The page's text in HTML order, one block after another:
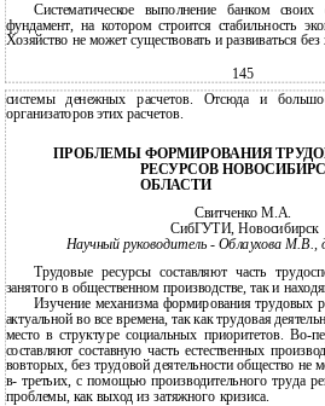
Систематическое выполнение банком
фундамент, на котором строится стабильность
Хозяйство не может существовать и развиваться
145
системы денежных расчетов. Отсюда и
организаторов этих расчетов.
ПРОБЛЕМЫ ФОРМИРОВАНИЯ
РЕСУРСОВ
ОБЛАСТИ
Свитченко М.А.
СибГУТИ, Новосибирск
Научный руководитель - Облаухова
Трудовые ресурсы составляют часть
занятого в общественном производстве, так и
Изучение механизма формирования трудовых
актуальной во все времена, так как трудовая
место в структуре социальных приоритетов. Во-
составляют составную часть естественных
вовторых, без трудовой деятельности общество не
в- третьих, с помощью производительного труда
проблемы, как выход из затяжного кризиса.